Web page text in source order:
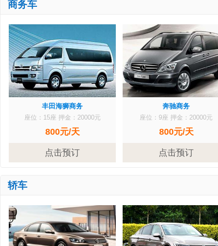
商务车
丰田海狮商务
座位：15座 押金：20000元
800元/天
点击预订
奔驰商务
座位：9座 押金：20000元
800元/天
点击预订
轿车